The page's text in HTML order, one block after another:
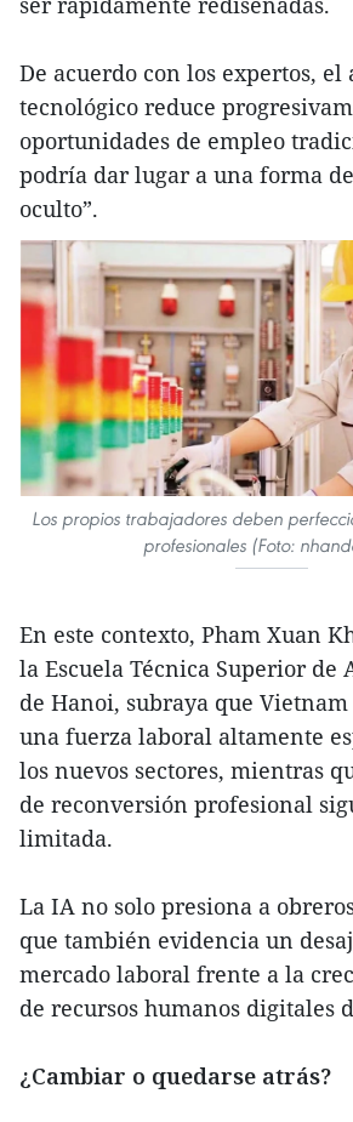
De acuerdo con los expertos, el
tecnológico reduce
oportunidades de empleo
podría dar lugar a una forma
oculto”.
Los propios trabajadores deben
profesionales (Foto:
En este contexto, Pham Xuan
la Escuela Técnica Superior de
de Hanoi, subraya que
una fuerza laboral altamente
los nuevos sectores, mientras
de reconversión profesional
limitada.
La IA no solo presiona a
que también evidencia un
mercado laboral frente a la
de recursos humanos digitales
¿Cambiar o quedarse atrás?